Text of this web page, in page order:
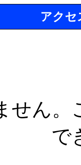
アクセ
せん
で